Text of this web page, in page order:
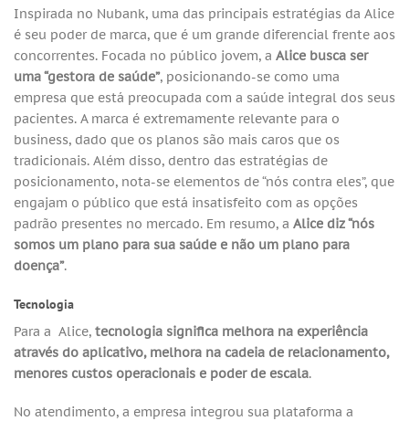
Inspirada no Nubank, uma das principais estratégias da Alice
é seu poder de marca, que é um grande diferencial frente aos
concorrentes. Focada no público jovem, a Alice busca ser
uma “gestora de saúde”, posicionando-se como uma
empresa que está preocupada com a saúde integral dos seus
pacientes. A marca é extremamente relevante para o
business, dado que os planos são mais caros que os
tradicionais. Além disso, dentro das estratégias de
posicionamento, nota-se elementos de “nós contra eles”, que
engajam o público que está insatisfeito com as opções
padrão presentes no mercado. Em resumo, a Alice diz “nós
somos um plano para sua saúde e não um plano para
doença”.
Tecnologia
Para a Alice, tecnologia significa melhora na experiência
através do aplicativo, melhora na cadeia de relacionamento,
menores custos operacionais e poder de escala.
No atendimento, a empresa integrou sua plataforma a